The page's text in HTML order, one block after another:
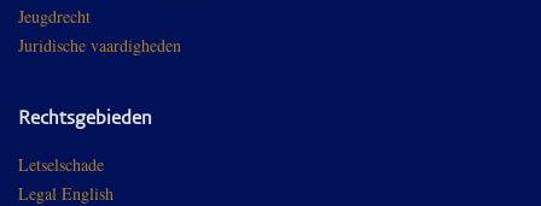
Jeugdrecht
Juridische vaardigheden
Rechtsgebieden
Letselschade
Legal English